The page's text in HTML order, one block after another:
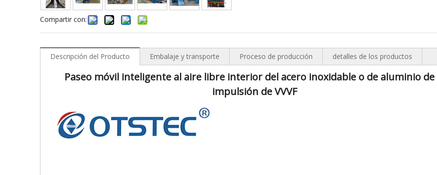
Compartir con:
Descripción del Producto Embalaje y transporte Proceso de producción detalles de los productos
Paseo móvil inteligente al aire libre interior del acero inoxidable o de aluminio de
impulsión de VVVF